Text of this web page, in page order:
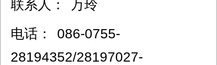
联系人：
万玲
电话：
086-0755-
28194352/28197027-